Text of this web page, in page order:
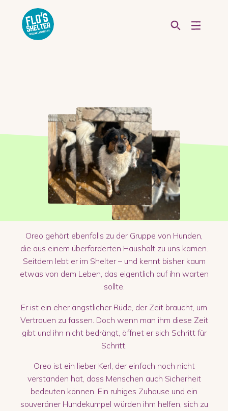
Oreo gehört ebenfalls zu der Gruppe von Hunden,
die aus einem überforderten Haushalt zu uns kamen.
Seitdem lebt er im Shelter – und kennt bisher kaum
etwas von dem Leben, das eigentlich auf ihn warten
sollte.
Er ist ein eher ängstlicher Rüde, der Zeit braucht, um
Vertrauen zu fassen. Doch wenn man ihm diese Zeit
gibt und ihn nicht bedrängt, öffnet er sich Schritt für
Schritt.
Oreo ist ein lieber Kerl, der einfach noch nicht
verstanden hat, dass Menschen auch Sicherheit
bedeuten können. Ein ruhiges Zuhause und ein
souveräner Hundekumpel würden ihm helfen, sich zu